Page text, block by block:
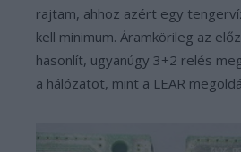
rajtam, ahhoz azért egy
kell minimum. Áramkörileg az
hasonlít, ugyanúgy 3+2 relés
a hálózatot, mint a LEAR